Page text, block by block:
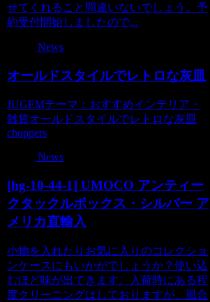
せてくれること間違いないでしょう。予
約受付開始しましたので...
News
オールドスタイルでレトロな灰皿
JUGEMテーマ：おすすめインテリア・
雑貨オールドスタイルでレトロな灰皿
choppers
News
[hg-10-44-1] UMOCO アンティー
クタックルボックス・シルバー ア
メリカ直輸入
小物を入れたりお気に入りのコレクショ
ンケースにもいかがでしょうか？使い込
むほど味が出てきます。入荷時にある程
度クリーニングはしておりますが、風合